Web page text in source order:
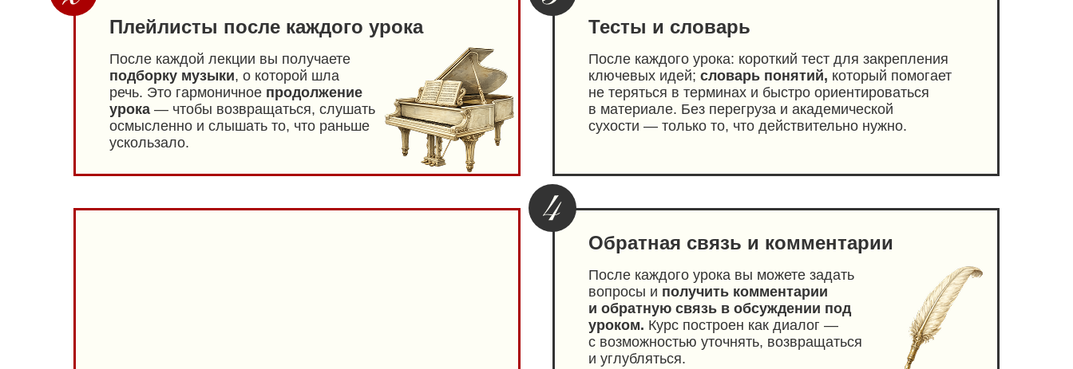
Плейлисты после каждого урока
После каждой лекции вы получаете
подборку музыки, о которой шла
речь. Это гармоничное продолжение
урока — чтобы возвращаться, слушать
осмысленно и слышать то, что раньше
ускользало.
Тесты и словарь
После каждого урока: короткий тест для закрепления
ключевых идей; словарь понятий, который помогает
не теряться в терминах и быстро ориентироваться
в материале. Без перегруза и академической
сухости — только то, что действительно нужно.
Обратная связь и комментарии
После каждого урока вы можете задать
вопросы и получить комментарии
и обратную связь в обсуждении под
уроком. Курс построен как диалог —
с возможностью уточнять, возвращаться
и углубляться.